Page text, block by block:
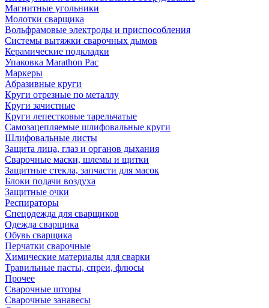
Магнитные угольники
Молотки сварщика
Вольфрамовые электроды и приспособления
Системы вытяжки сварочных дымов
Керамические подкладки
Упаковка Marathon Pac
Маркеры
Абразивные круги
Круги отрезные по металлу
Круги зачистные
Круги лепестковые тарельчатые
Самозацепляемые шлифовальные круги
Шлифовальные листы
Защита лица, глаз и органов дыхания
Сварочные маски, шлемы и щитки
Защитные стекла, запчасти для масок
Блоки подачи воздуха
Защитные очки
Респираторы
Спецодежда для сварщиков
Одежда сварщика
Обувь сварщика
Перчатки сварочные
Химические материалы для сварки
Травильные пасты, спреи, флюсы
Прочее
Сварочные шторы
Сварочные занавесы